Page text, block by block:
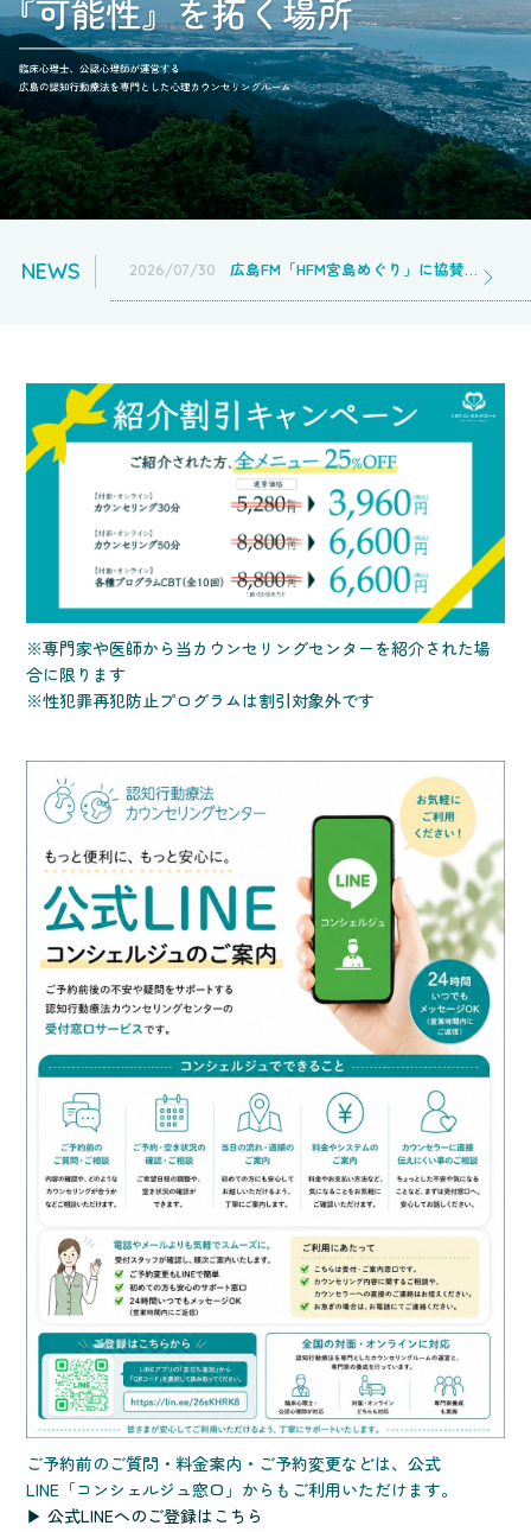
NEWS 2026/07/30 広島FM「HFM宮島めぐり」に協賛しました／認知行動療法カウンセリングセンター広島店
※専門家や医師から当カウンセリングセンターを紹介された場
合に限ります
※性犯罪再犯防止プログラムは割引対象外です
ご予約前のご質問・料金案内・ご予約変更などは、公式
LINE「コンシェルジュ窓口」からもご利用いただけます。
▶ 公式LINEへのご登録はこちら